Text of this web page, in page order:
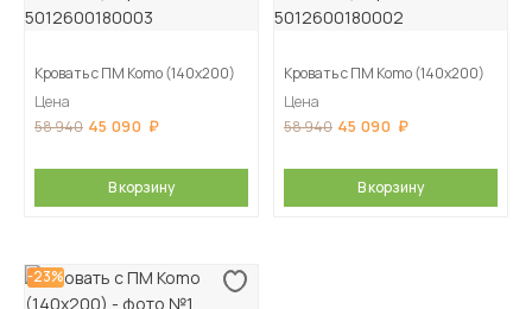
Кровать с ПМ Komo (140х200)
Цена
58 940 45 090
В корзину
Кровать с ПМ Komo (140х200)
Цена
58 940 45 090
В корзину
-23%